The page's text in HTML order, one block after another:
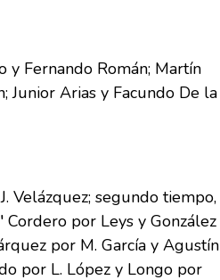
y Fernando Román; Martín
Junior Arias y Facundo De la
Velázquez; segundo tiempo,
Cordero por Leys y González
por M. García y Agustín
por L. López y Longo por